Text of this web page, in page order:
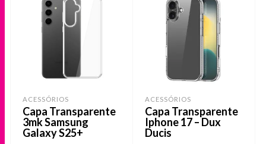
ACESSÓRIOS
Capa Transparente
3mk Samsung
Galaxy S25+
ACESSÓRIOS
Capa Transparente
Iphone 17 – Dux
Ducis